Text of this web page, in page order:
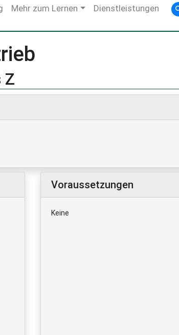
Mehr zum Lernen Dienstleistungen
Z
Voraussetzungen
Keine